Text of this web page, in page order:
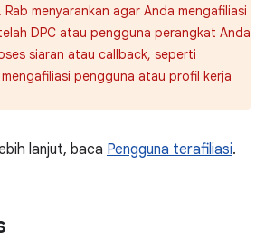
menyarankan agar Anda mengafiliasi
DPC atau pengguna perangkat Anda
siaran atau callback, seperti
pengguna atau profil kerja
lanjut, baca Pengguna terafiliasi.